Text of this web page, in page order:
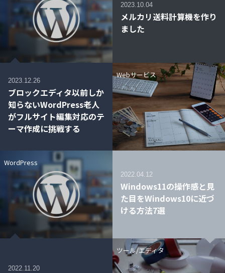
2023.12.26
ブロックエディタ以前しか
知らないWordPress老人
がフルサイト編集対応のテ
ーマ作成に挑戦する
Webサービス
2023.10.04
メルカリ送料計算機を作り
ました
WordPress
2022.11.20
ツール/エディタ
2022.04.12
Windows11の操作感と見
た目をWindows10に近づ
ける方法7選